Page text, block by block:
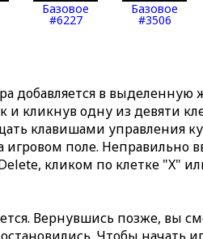
Базовое
#6227
Базовое
#3506
добавляется в
и кликнув одну из девяти
клавишами управления
поле. Неправильно
кликом по клетке "X"
Вернувшись позже, вы